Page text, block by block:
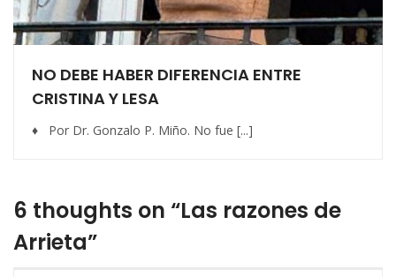
NO DEBE HABER DIFERENCIA ENTRE
CRISTINA Y LESA
♦ Por Dr. Gonzalo P. Miño. No fue [...]
6 thoughts on “Las razones de
Arrieta”